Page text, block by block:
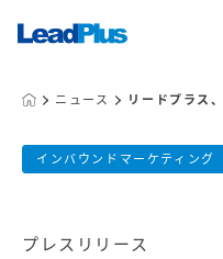
広告プロモーション
Web制作
ニュース リードプラス
リードプラス、
インバウンドマーケティング
リードプラス株式会社
プレスリリース